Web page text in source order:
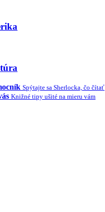
Spýtajte sa Sherlocka, čo čítať
Knižné tipy ušité na mieru vám